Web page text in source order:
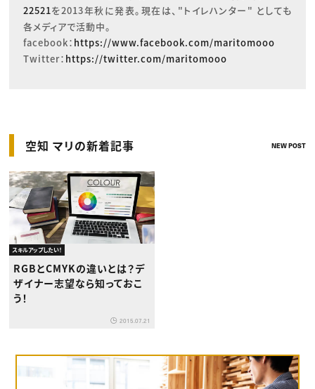
プロフェッショナル×つながる×メディア
22521を2013年秋に発表。現在は、"トイレハンター" としても
各メディアで活動中。
facebook： https://www.facebook.com/maritomooo
Twitter： https://twitter.com/maritomooo
空知 マリの新着記事 NEW POST
スキルアップしたい！
RGBとCMYKの違いとは？デ
ザイナー志望なら知っておこ
う！
2015.07.21